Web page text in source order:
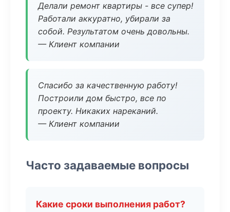
Делали ремонт квартиры - все супер!
Работали аккуратно, убирали за
собой. Результатом очень довольны.
— Клиент компании
Спасибо за качественную работу!
Построили дом быстро, все по
проекту. Никаких нареканий.
— Клиент компании
Часто задаваемые вопросы
Какие сроки выполнения работ?